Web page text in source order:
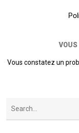
VOUS
Vous constatez un